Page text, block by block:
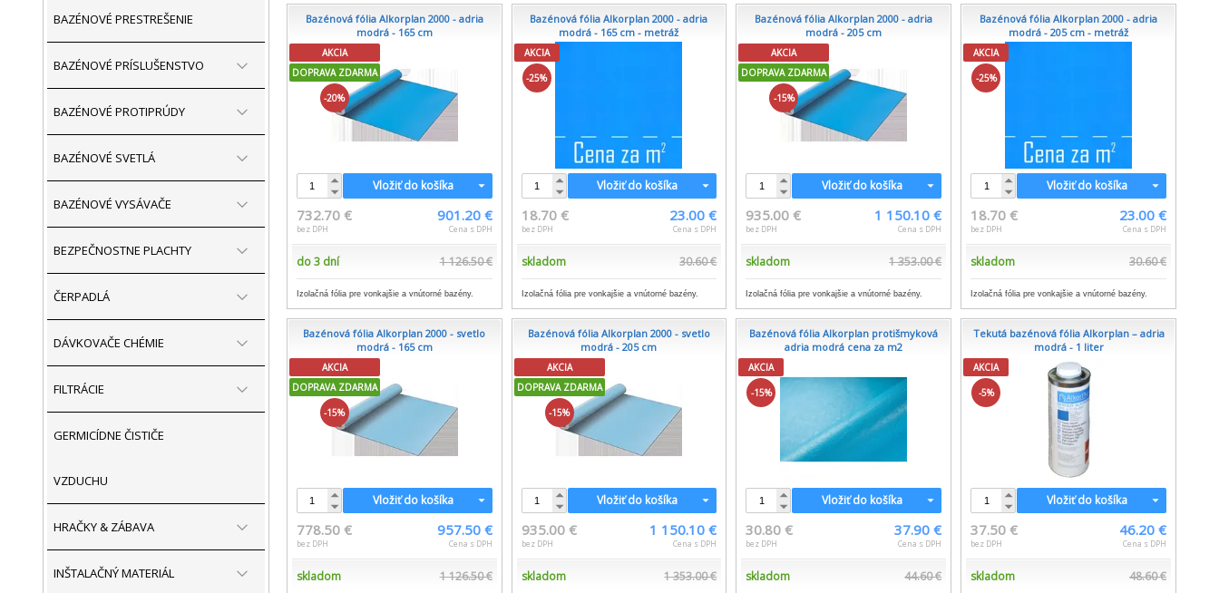
BAZÉNOVÉ PRESTREŠENIE
BAZÉNOVÉ PRÍSLUŠENSTVO
BAZÉNOVÉ PROTIPRÚDY
BAZÉNOVÉ SVETLÁ
BAZÉNOVÉ VYSÁVAČE
BEZPEČNOSTNE PLACHTY
ČERPADLÁ
DÁVKOVAČE CHÉMIE
FILTRÁCIE
GERMICÍDNE ČISTIČE
VZDUCHU
HRAČKY & ZÁBAVA
INŠTALAČNÝ MATERIÁL
Bazénová fólia Alkorplan 2000 - adria
modrá - 165 cm
AKCIA
DOPRAVA ZDARMA
-20%
Vložiť do košíka
732.70 €
bez DPH
901.20 €
Cena s DPH
do 3 dní 1 126.50 €
Izolačná fólia pre vonkajšie a vnútorné bazény.
Bazénová fólia Alkorplan 2000 - adria
modrá - 165 cm - metráž
AKCIA
-25%
Vložiť do košíka
18.70 €
bez DPH
23.00 €
Cena s DPH
skladom 30.60 €
Izolačná fólia pre vonkajšie a vnútorné bazény.
Bazénová fólia Alkorplan 2000 - adria
modrá - 205 cm
AKCIA
DOPRAVA ZDARMA
-15%
Vložiť do košíka
935.00 €
bez DPH
1 150.10 €
Cena s DPH
skladom 1 353.00 €
Izolačná fólia pre vonkajšie a vnútorné bazény.
Bazénová fólia Alkorplan 2000 - adria
modrá - 205 cm - metráž
AKCIA
-25%
Vložiť do košíka
18.70 €
bez DPH
23.00 €
Cena s DPH
skladom 30.60 €
Izolačná fólia pre vonkajšie a vnútorné bazény.
Bazénová fólia Alkorplan 2000 - svetlo
modrá - 165 cm
AKCIA
DOPRAVA ZDARMA
-15%
Vložiť do košíka
778.50 €
bez DPH
957.50 €
Cena s DPH
skladom 1 126.50 €
Bazénová fólia Alkorplan 2000 - svetlo
modrá - 205 cm
AKCIA
DOPRAVA ZDARMA
-15%
Vložiť do košíka
935.00 €
bez DPH
1 150.10 €
Cena s DPH
skladom 1 353.00 €
Bazénová fólia Alkorplan protišmyková
adria modrá cena za m2
AKCIA
-15%
Vložiť do košíka
30.80 €
bez DPH
37.90 €
Cena s DPH
skladom 44.60 €
Tekutá bazénová fólia Alkorplan – adria
modrá - 1 liter
AKCIA
-5%
Vložiť do košíka
37.50 €
bez DPH
46.20 €
Cena s DPH
skladom 48.60 €